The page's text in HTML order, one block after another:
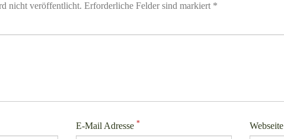
nicht veröffentlicht. Erforderliche Felder sind markiert *
E-Mail Adresse* Webseite